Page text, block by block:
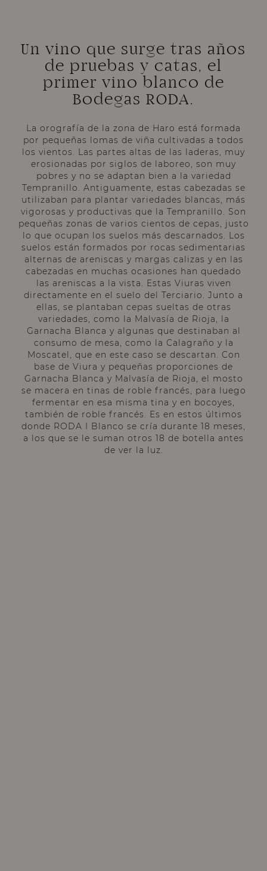
Un vino que surge tras años
de pruebas y catas, el
primer vino blanco de
Bodegas RODA.
La orografía de la zona de Haro está formada
por pequeñas lomas de viña cultivadas a todos
los vientos. Las partes altas de las laderas, muy
erosionadas por siglos de laboreo, son muy
pobres y no se adaptan bien a la variedad
Tempranillo. Antiguamente, estas cabezadas se
utilizaban para plantar variedades blancas, más
vigorosas y productivas que la Tempranillo. Son
pequeñas zonas de varios cientos de cepas, justo
lo que ocupan los suelos más descarnados. Los
suelos están formados por rocas sedimentarias
alternas de areniscas y margas calizas y en las
cabezadas en muchas ocasiones han quedado
las areniscas a la vista. Estas Viuras viven
directamente en el suelo del Terciario. Junto a
ellas, se plantaban cepas sueltas de otras
variedades, como la Malvasía de Rioja, la
Garnacha Blanca y algunas que destinaban al
consumo de mesa, como la Calagraño y la
Moscatel, que en este caso se descartan. Con
base de Viura y pequeñas proporciones de
Garnacha Blanca y Malvasía de Rioja, el mosto
se macera en tinas de roble francés, para luego
fermentar en esa misma tina y en bocoyes,
también de roble francés. Es en estos últimos
donde RODA I Blanco se cría durante 18 meses,
a los que se le suman otros 18 de botella antes
de ver la luz.